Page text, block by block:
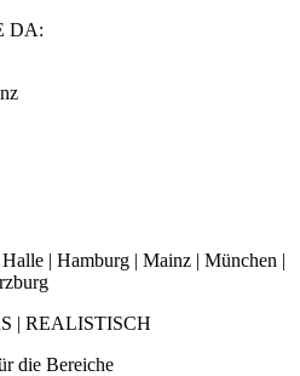
DA:
| Hamburg | Mainz | München |
| REALISTISCH
die Bereiche